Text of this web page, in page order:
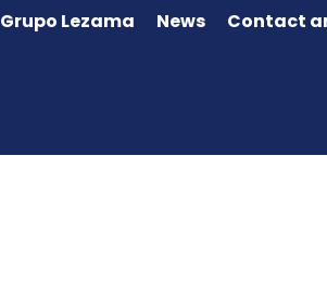
Grupo Lezama News Contact